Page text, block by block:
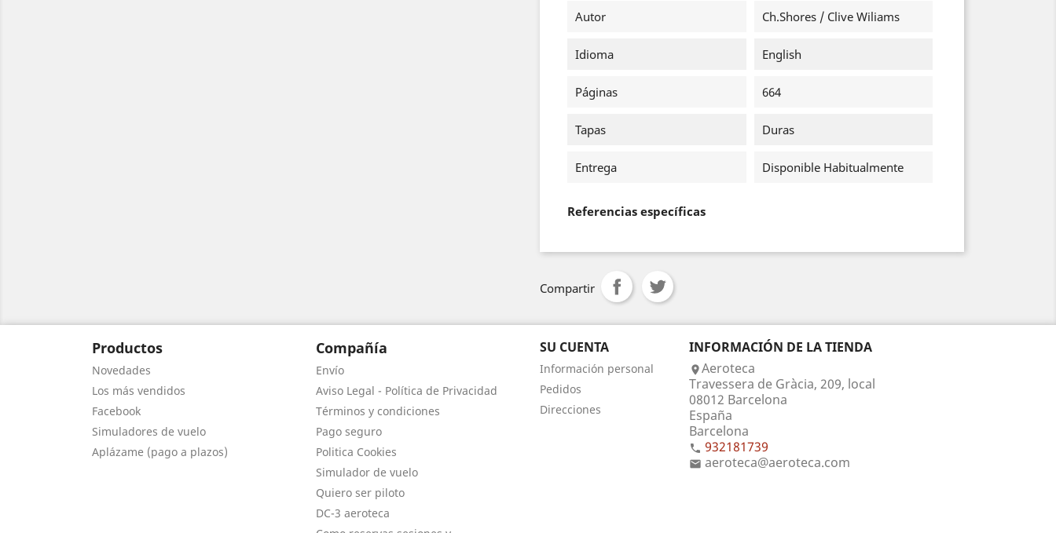
Autor Ch.Shores / Clive Wiliams
Idioma English
Páginas 664
Tapas Duras
Entrega Disponible Habitualmente
Referencias específicas
Compartir
Productos
Novedades
Los más vendidos
Facebook
Simuladores de vuelo
Aplázame (pago a plazos)
Compañía
Envío
Aviso Legal - Política de Privacidad
Términos y condiciones
Pago seguro
Politica Cookies
Simulador de vuelo
Quiero ser piloto
DC-3 aeroteca
SU CUENTA
Información personal
Pedidos
Direcciones
INFORMACIÓN DE LA TIENDA
Aeroteca
Travessera de Gràcia, 209, local
08012 Barcelona
España
Barcelona
 932181739
 aeroteca@aeroteca.com